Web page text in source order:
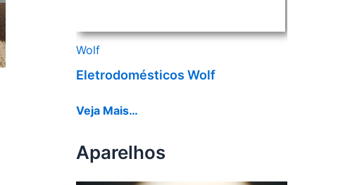
Wolf
Eletrodomésticos Wolf
Veja Mais…
Aparelhos